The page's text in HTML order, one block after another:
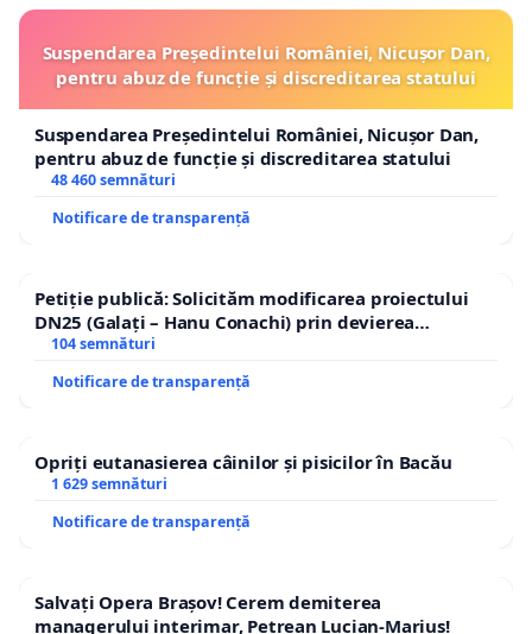
Suspendarea Președintelui României, Nicușor Dan,
pentru abuz de funcție și discreditarea statului
Suspendarea Președintelui României, Nicușor Dan,
pentru abuz de funcție și discreditarea statului
48 460 semnături
Notificare de transparență
Petiție publică: Solicităm modificarea proiectului
DN25 (Galați – Hanu Conachi) prin devierea
traseului în afara localităților!
104 semnături
Notificare de transparență
Opriți eutanasierea câinilor și pisicilor în Bacău
1 629 semnături
Notificare de transparență
Salvați Opera Brașov! Cerem demiterea
managerului interimar, Petrean Lucian-Marius!